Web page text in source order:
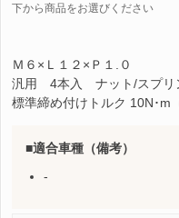
下から商品をお選びください
Ｍ６×Ｌ１２×Ｐ１.０
汎用 4本入 ナット/スプリ
標準締め付けトルク 10N･m
適合車種（備考）
-